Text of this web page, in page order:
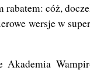
rabatem: cóż,
wersje w
Akademia